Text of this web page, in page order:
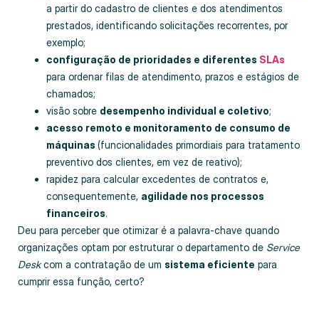
a partir do cadastro de clientes e dos atendimentos
prestados, identificando solicitações recorrentes, por
exemplo;
configuração de prioridades e diferentes SLAs
para ordenar filas de atendimento, prazos e estágios de
chamados;
visão sobre desempenho individual e coletivo;
acesso remoto e monitoramento de consumo de
máquinas (funcionalidades primordiais para tratamento
preventivo dos clientes, em vez de reativo);
rapidez para calcular excedentes de contratos e,
consequentemente, agilidade nos processos
financeiros.
Deu para perceber que otimizar é a palavra-chave quando
organizações optam por estruturar o departamento de Service
Deskcom a contratação de um sistema eficiente para
cumprir essa função, certo?